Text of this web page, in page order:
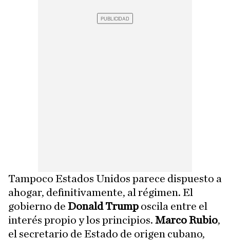
Tampoco Estados Unidos parece dispuesto a
ahogar, definitivamente, al régimen. El
gobierno de Donald Trump oscila entre el
interés propio y los principios. Marco Rubio,
el secretario de Estado de origen cubano,